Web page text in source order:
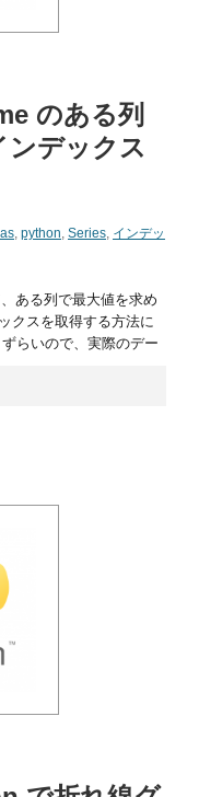
のある列
ンデックス
, python, Series, インデッ
ある列で最大値を求め
クスを取得する方法に
らいので、実際のデー